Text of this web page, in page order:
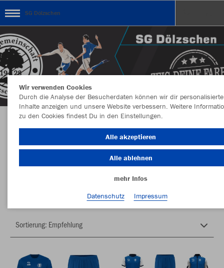
SG Dölzschen
Herzlich Willkommen im Teamshop SG
Dölzschen
Wir verwenden Cookies
Durch die Analyse der Besucherdaten können wir dir personalisierte
Inhalte anzeigen und unsere Website verbessern. Weitere
zu den Cookies findest Du in den Einstellungen.
Alle akzeptieren
Alle ablehnen
mehr Infos
Datenschutz
Impressum